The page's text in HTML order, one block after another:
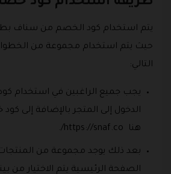
يتم استخدام كود الخصم من سناف
حيث يتم استخدام مجموعة من
التالي:
يجب جميع الراغبين في استخدام
هنا https://snaf.co/.
بعد ذلك يوجد مجموعة من
الصفحة الرئيسية يتم الاختيار من